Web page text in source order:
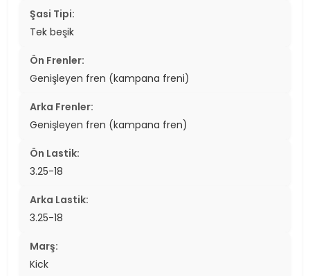
Şasi Tipi:
Tek beşik
Ön Frenler:
Genişleyen fren (kampana freni)
Arka Frenler:
Genişleyen fren (kampana fren)
Ön Lastik:
3.25-18
Arka Lastik:
3.25-18
Marş:
Kick